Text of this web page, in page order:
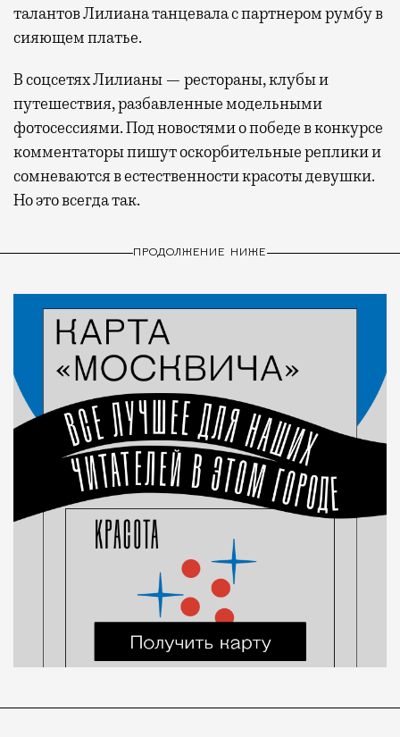
талантов Лилиана танцевала с партнером румбу в
сияющем платье.
В соцсетях Лилианы — рестораны, клубы и
путешествия, разбавленные модельными
фотосессиями. Под новостями о победе в конкурсе
комментаторы пишут оскорбительные реплики и
сомневаются в естественности красоты девушки.
Но это всегда так.
ПРОДОЛЖЕНИЕ НИЖЕ